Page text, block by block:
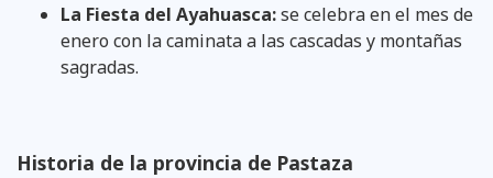
La Fiesta del Ayahuasca:se celebra en el mes de
enero con la caminata a las cascadas y montañas
sagradas.
Historia de la provincia de Pastaza